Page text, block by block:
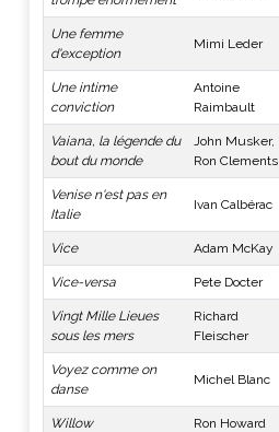
Une femme
d'exception
Mimi Leder
Une intime
conviction
Antoine
Raimbault
Vaiana, la légende du
bout du monde
John Musker,
Ron Clements
Venise n'est pas en
Italie
Ivan Calbérac
Vice Adam McKay
Vice-versa Pete Docter
Vingt Mille Lieues
sous les mers
Richard
Fleischer
Voyez comme on
danse
Michel Blanc
Willow Ron Howard